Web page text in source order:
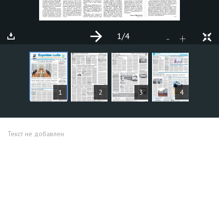
1 2 3 4
- +
1/4
СТАТЬИ
Текст не добавлен